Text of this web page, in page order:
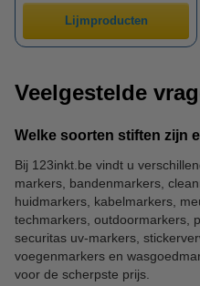
Lijmproducten
Veelgestelde
Welke soorten stiften zijn
Bij 123inkt.be vindt u
markers, bandenmarkers,
huidmarkers, kabelmarkers,
techmarkers, outdoormarkers,
securitas uv-markers,
voegenmarkers en
voor de scherpste prijs.